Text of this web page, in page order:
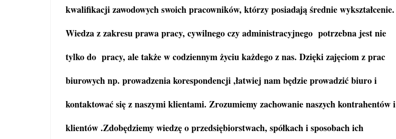
kwalifikacji zawodowych swoich pracowników, którzy posiadają średnie wykształcenie.
Wiedza z zakresu prawa pracy, cywilnego czy administracyjnego potrzebna jest nie
tylko do pracy, ale także w codziennym życiu każdego z nas. Dzięki zajęciom z prac
biurowych np. prowadzenia korespondencji ,łatwiej nam będzie prowadzić biuro i
kontaktować się z naszymi klientami. Zrozumiemy zachowanie naszych kontrahentów i
klientów .Zdobędziemy wiedzę o przedsiębiorstwach, spółkach i sposobach ich